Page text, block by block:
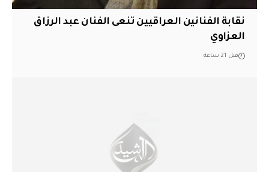
نقابة الفنانين العراقيين تنعى الفنان عبد الرزاق
العزاوي
قبل 21 ساعة